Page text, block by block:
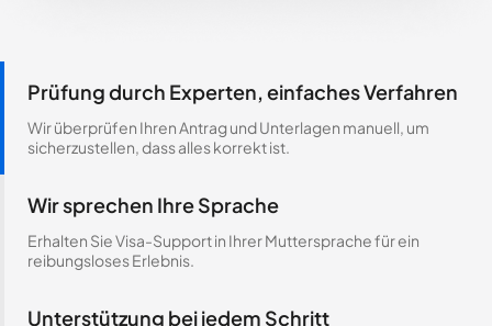
Prüfung durch Experten, einfaches Verfahren
Wir überprüfen Ihren Antrag und Unterlagen manuell, um
sicherzustellen, dass alles korrekt ist.
Wir sprechen Ihre Sprache
Erhalten Sie Visa-Support in Ihrer Muttersprache für ein
reibungsloses Erlebnis.
Unterstützung bei jedem Schritt